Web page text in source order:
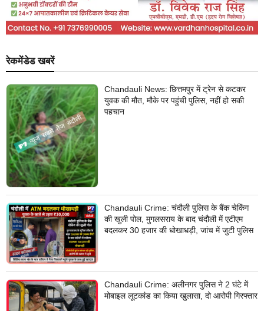
रेकमेंडेड खबरें
Chandauli News: छित्तमपुर में ट्रेन से कटकर
युवक की मौत, मौके पर पहुंची पुलिस, नहीं हो सकी
पहचान
Chandauli Crime: चंदौली पुलिस के बैंक चेकिंग
की खुली पोल, मुगलसराय के बाद चंदौली में एटीएम
बदलकर 30 हजार की धोखाधड़ी, जांच में जुटी पुलिस
Chandauli Crime: अलीनगर पुलिस ने 2 घंटे में
मोबाइल लूटकांड का किया खुलासा, दो आरोपी गिरफ्तार